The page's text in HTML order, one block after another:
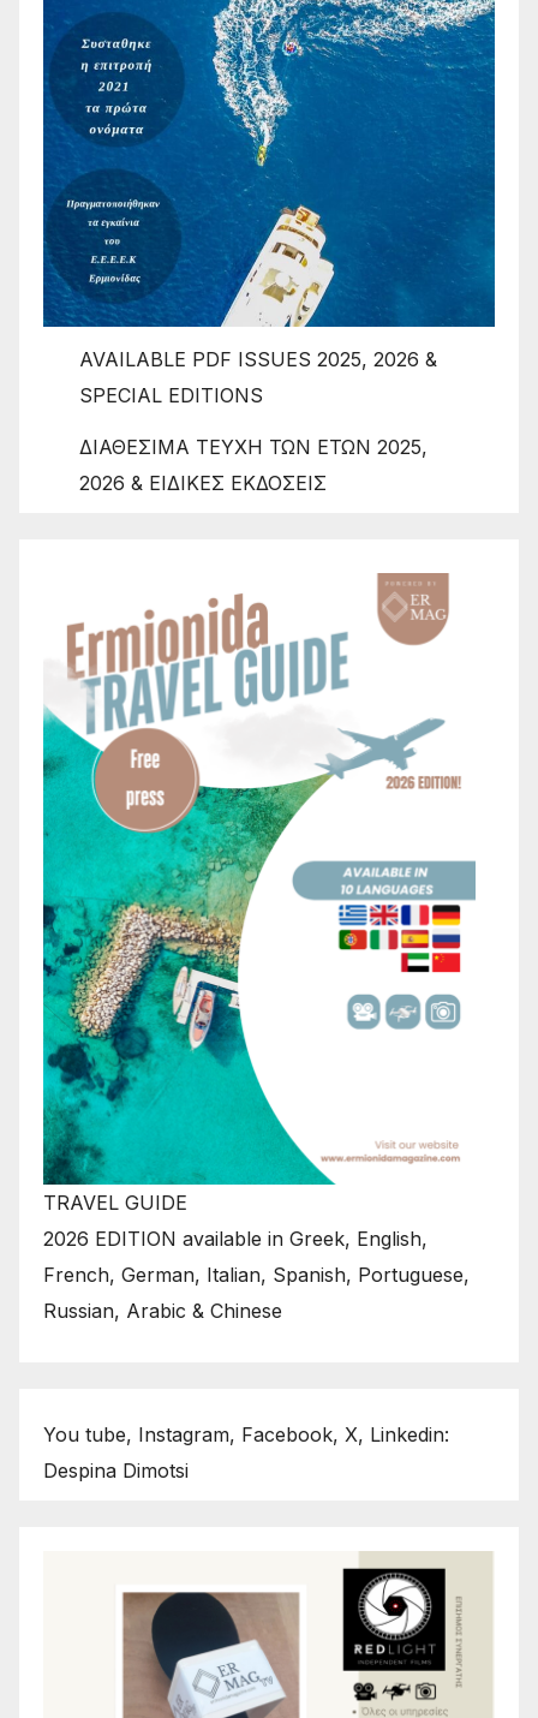
AVAILABLE PDF ISSUES 2025, 2026 &
SPECIAL EDITIONS
ΔΙΑΘΕΣΙΜΑ ΤΕΥΧΗ ΤΩΝ ΕΤΩΝ 2025,
2026 & ΕΙΔΙΚΕΣ ΕΚΔΟΣΕΙΣ
TRAVEL GUIDE
2026 EDITION available in Greek, English,
French, German, Italian, Spanish, Portuguese,
Russian, Arabic & Chinese
You tube, Instagram, Facebook, X, Linkedin:
Despina Dimotsi